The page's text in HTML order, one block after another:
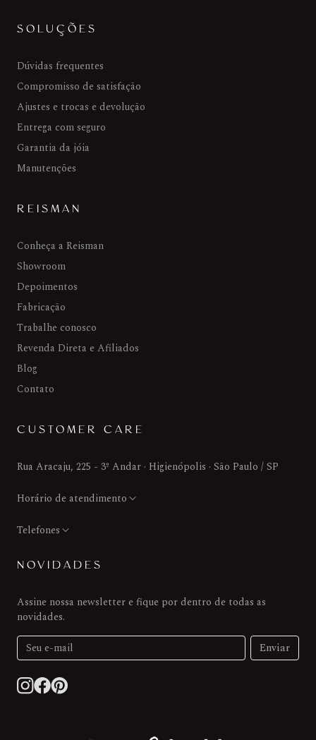
SOLUÇÕES
Dúvidas frequentes
Compromisso de satisfação
Ajustes e trocas e devolução
Entrega com seguro
Garantia da jóia
Manutenções
REISMAN
Conheça a Reisman
Showroom
Depoimentos
Fabricação
Trabalhe conosco
Revenda Direta e Afiliados
Blog
Contato
CUSTOMER CARE
Rua Aracaju, 225 - 3º Andar · Higienópolis · São Paulo / SP
Horário de atendimento
Telefones
NOVIDADES
Assine nossa newsletter e fique por dentro de todas as
novidades.
Enviar